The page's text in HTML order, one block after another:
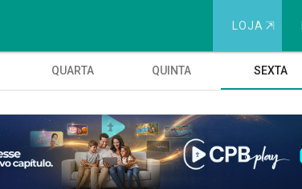
LOJA ⇱
QUARTA QUINTA SEXTA